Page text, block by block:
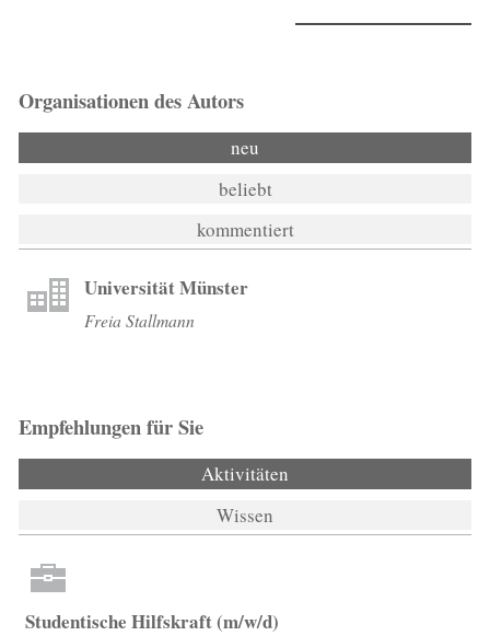
Organisationen des Autors
neu
beliebt
kommentiert
Universität Münster
Freia Stallmann
Empfehlungen für Sie
Aktivitäten
Wissen
Studentische Hilfskraft (m/w/d)